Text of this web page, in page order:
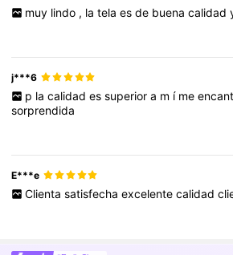
muy lindo , la tela es de buena calidad
j***6
p la calidad es superior a m í me encant
sorprendida
E***e
Clienta satisfecha excelente calidad